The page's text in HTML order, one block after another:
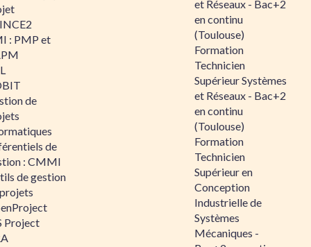
: PMP et
de
de
: CMMI
de gestion
Project
et Réseaux - Bac+2
en continu
(Toulouse)
Formation
Technicien
Supérieur Systèmes
et Réseaux - Bac+2
en continu
(Toulouse)
Formation
Technicien
Supérieur en
Conception
Industrielle de
Systèmes
Mécaniques -